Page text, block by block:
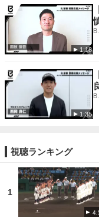
1:18
1:35
視聴ランキング
1